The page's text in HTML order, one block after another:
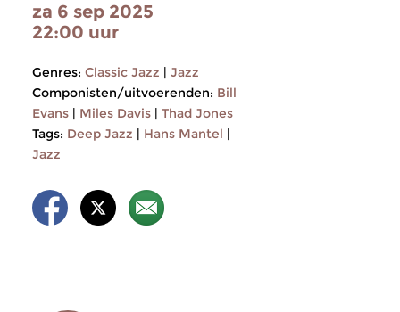
za 6 sep 2025
22:00 uur
Genres: Classic Jazz | Jazz
Componisten/uitvoerenden: Bill
Evans | Miles Davis | Thad Jones
Tags: Deep Jazz | Hans Mantel |
Jazz